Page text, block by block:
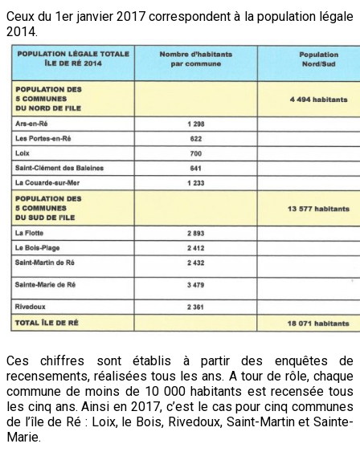
Ceux du 1er janvier 2017 correspondent à la population légale
2014.
Ces chiffres sont établis à partir des enquêtes de
recensements, réalisées tous les ans. A tour de rôle, chaque
commune de moins de 10 000 habitants est recensée tous
les cinq ans.Ainsi en 2017, c’est le cas pour cinq communes
de l’île de Ré : Loix, le Bois, Rivedoux, Saint-Martin et Sainte-
Marie.